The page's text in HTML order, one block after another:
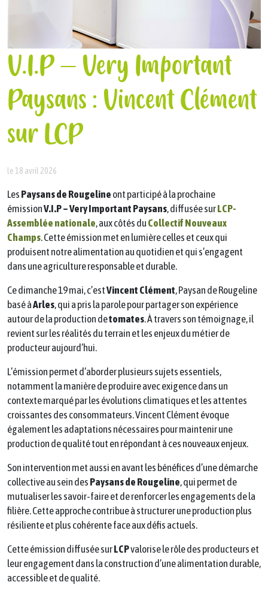
V.I.P – Very Important
Paysans : Vincent Clément
sur LCP
le 18 avril 2026
Les Paysans de Rougeline ont participé à la prochaine
émissionV.I.P – Very Important Paysans, diffusée surLCP-
Assemblée nationale, aux côtés du Collectif Nouveaux
Champs. Cette émission met en lumière celles et ceux qui
produisent notre alimentation au quotidien et qui s’engagent
dans une agriculture responsable et durable.
Ce dimanche 19 mai, c’estVincent Clément, Paysan de Rougeline
basé àArles, qui a pris la parole pour partager son expérience
autour de la production detomates. À travers son témoignage, il
revient sur les réalités du terrain et les enjeux du métier de
producteur aujourd’hui.
L’émission permet d’aborder plusieurs sujets essentiels,
notamment la manière de produire avec exigence dans un
contexte marqué par les évolutions climatiques et les attentes
croissantes des consommateurs. Vincent Clément évoque
également les adaptations nécessaires pour maintenir une
production de qualité tout en répondant à ces nouveaux enjeux.
Son intervention met aussi en avant les bénéfices d’une démarche
collective au sein des Paysans de Rougeline, qui permet de
mutualiser les savoir-faire et de renforcer les engagements de la
filière. Cette approche contribue à structurer une production plus
résiliente et plus cohérente face aux défis actuels.
Cette émission diffusée surLCPvalorise le rôle des producteurs et
leur engagement dans la construction d’une alimentation durable,
accessible et de qualité.